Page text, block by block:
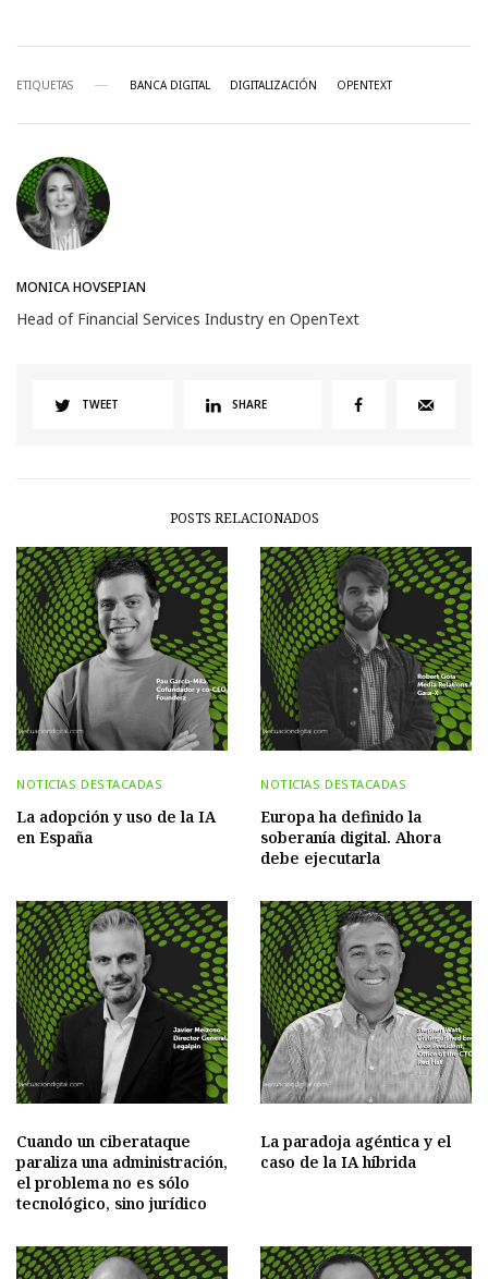
ETIQUETAS BANCA DIGITAL DIGITALIZACIÓN OPENTEXT
MONICA HOVSEPIAN
Head of Financial Services Industry en OpenText
TWEET SHARE
POSTS RELACIONADOS
NOTICIAS DESTACADAS
La adopción y uso de la IA
en España
NOTICIAS DESTACADAS
Europa ha definido la
soberanía digital. Ahora
debe ejecutarla
Cuando un ciberataque
paraliza una administración,
el problema no es sólo
tecnológico, sino jurídico
La paradoja agéntica y el
caso de la IA híbrida